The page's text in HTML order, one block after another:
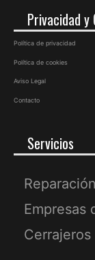
Privacidad
Política de privacidad
Política de cookies
Aviso Legal
Contacto
Servicios
Empresas